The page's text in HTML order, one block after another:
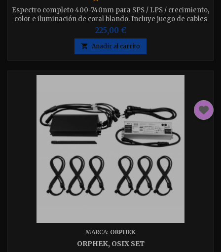
Espectro completo 400-740nm para SPS / LPS / crecimiento,
color e iluminación de coral blando. Incluye juego de cables
para colgar del techo. Disponible en 5 medidas 15 - 30 - 40 -
60 -75 w. Con las mismas prestaciones que las OR3, pero con
el modulo ICON incluido que permite su control con la app
de Orphek.
225,00 €
 Añadir al carrito
MARCA: ORPHEK
ORPHEK, OSIX SET